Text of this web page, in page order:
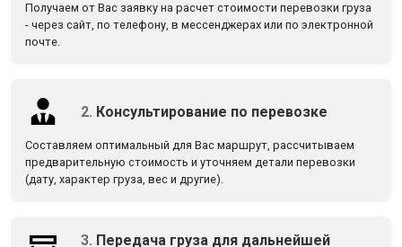
Получаем от Вас заявку на расчет стоимости перевозки груза
- через сайт, по телефону, в мессенджерах или по электронной
почте.
2. Консультирование по перевозке
Составляем оптимальный для Вас маршрут, рассчитываем
предварительную стоимость и уточняем детали перевозки
(дату, характер груза, вес и другие).
3. Передача груза для дальнейшей